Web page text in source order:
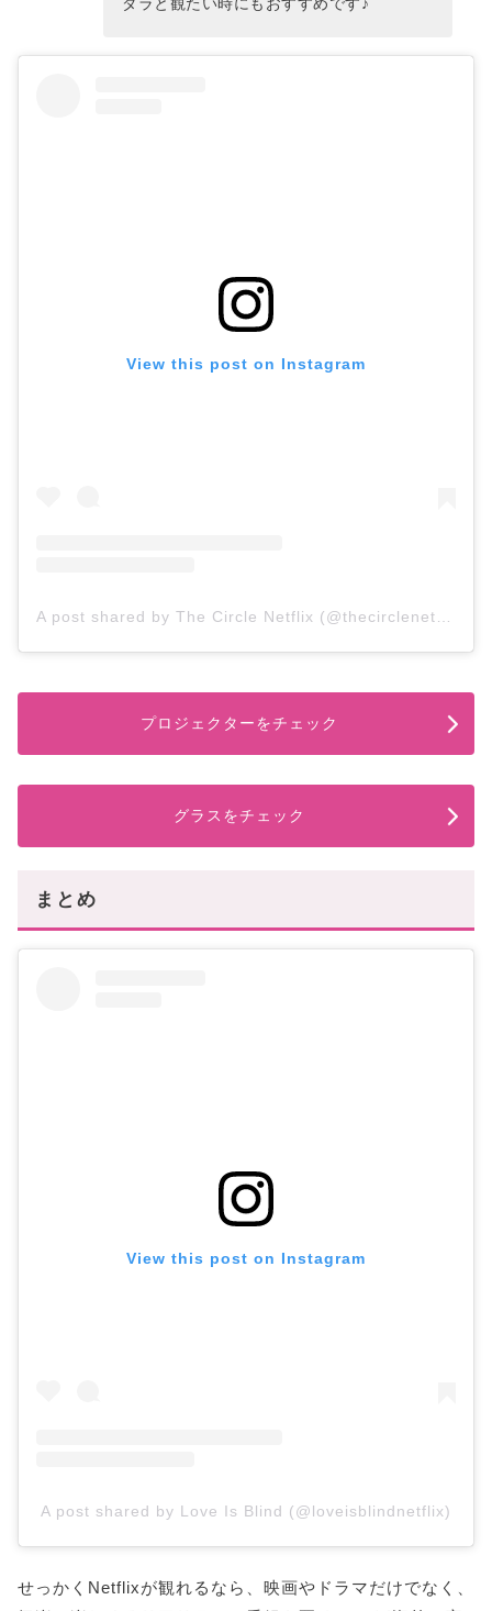
ダラと観たい時にもおすすめです♪
View this post on Instagram
プロジェクターをチェック
グラスをチェック
まとめ
View this post on Instagram
A post shared by Love Is Blind (@loveisblindnetflix)
せっかくNetflixが観れるなら、映画やドラマだけでなく、